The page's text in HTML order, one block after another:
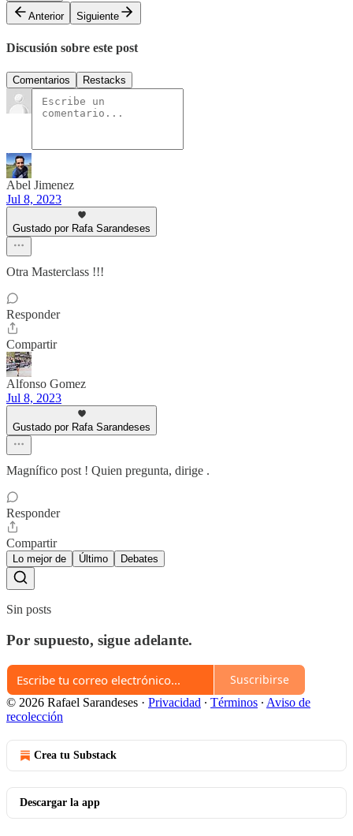
Anterior
Siguiente
Discusión sobre este post
Comentarios Restacks
Abel Jimenez
Jul 8, 2023
Gustado por Rafa Sarandeses
Otra Masterclass !!!
Responder
Compartir
Alfonso Gomez
Jul 8, 2023
Gustado por Rafa Sarandeses
Magnífico post ! Quien pregunta, dirige .
Responder
Compartir
Lo mejor de Último Debates
Sin posts
Por supuesto, sigue adelante.
Suscribirse
© 2026 Rafael Sarandeses · Privacidad ∙ Términos ∙ Aviso de
recolección
Crea tu Substack
Descargar la app